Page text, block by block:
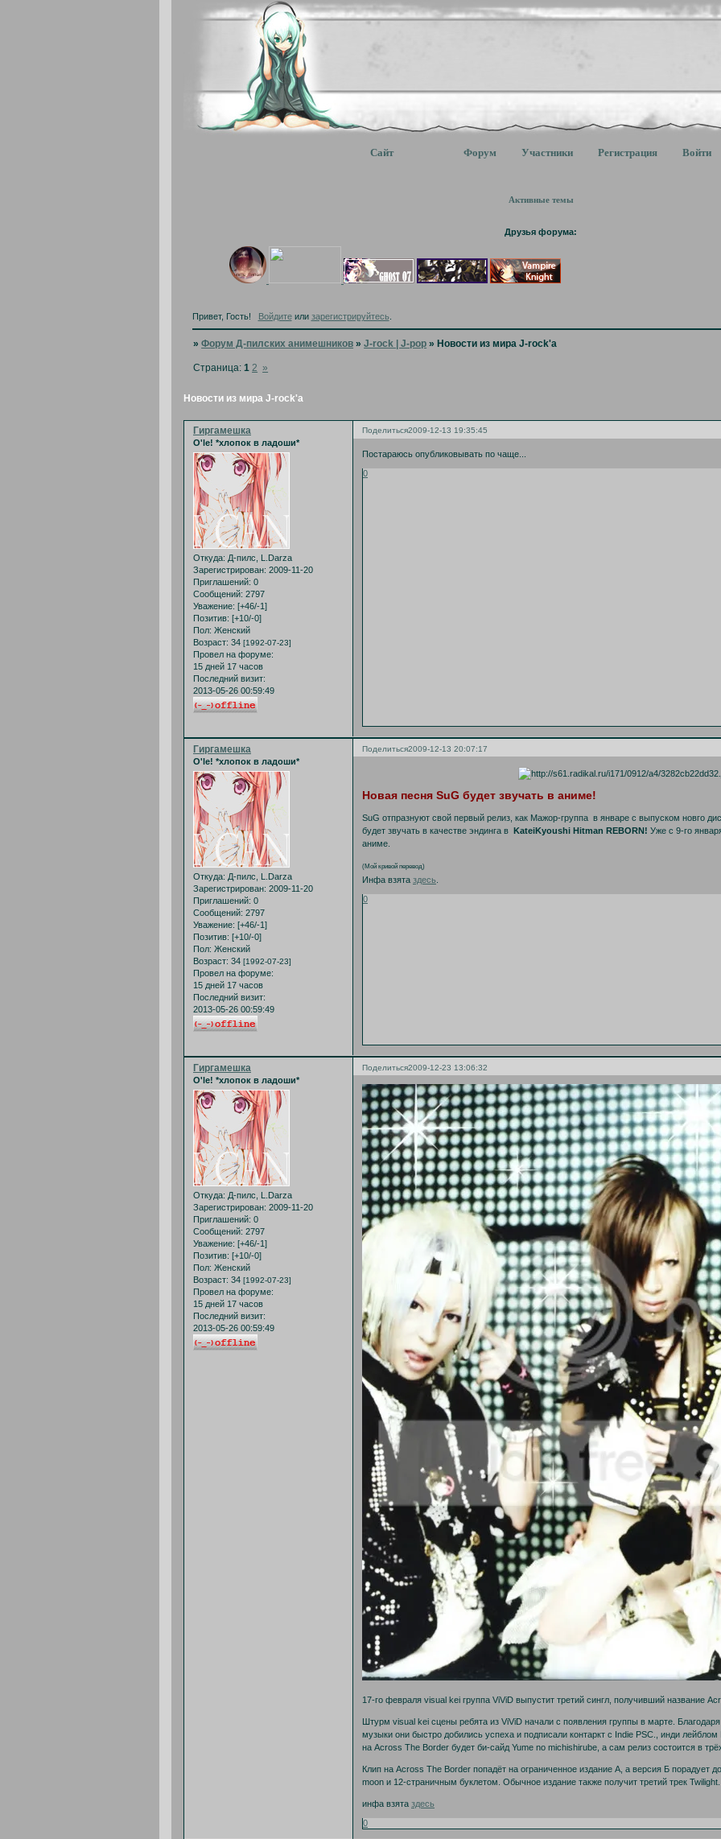
Сайт Форум Участники Регистрация Войти
Активные темы
Друзья форума:
Привет, Гость! Войдитеили зарегистрируйтесь
»Форум Д-пилских анимешников »J-rock | J-pop »Новости из мира J-rock'a
Новости из мира J-rock'a
Страница:1 2 »
Поделиться2009-12-13 19:35:45
Гиргамешка
O'le! *хлопок в ладоши*
Откуда: Д-пилс, L.Darza
Зарегистрирован: 2009-11-20
Приглашений: 0
Сообщений: 2797
Уважение: [+46/-1]
Позитив: [+10/-0]
Пол: Женский
Возраст: 34 [1992-07-23]
Провел на форуме:
15 дней 17 часов
Последний визит:
2013-05-26 00:59:49
Постараюсь опубликовывать по чаще...
0
Поделиться2009-12-13 20:07:17
Гиргамешка
O'le! *хлопок в ладоши*
Откуда: Д-пилс, L.Darza
Зарегистрирован: 2009-11-20
Приглашений: 0
Сообщений: 2797
Уважение: [+46/-1]
Позитив: [+10/-0]
Пол: Женский
Возраст: 34 [1992-07-23]
Провел на форуме:
15 дней 17 часов
Последний визит:
2013-05-26 00:59:49
Новая песня SuG будет звучать в аниме!
SuG отпразнуют свой первый релиз, как Мажор-группа в январе с выпуском новго
будет звучать в качестве эндинга в KateiKyoushi Hitman REBORN! Уже с 9-го
аниме.
(Мой кривой перевод)
Инфа взята здесь
0
Поделиться2009-12-23 13:06:32
Гиргамешка
O'le! *хлопок в ладоши*
Откуда: Д-пилс, L.Darza
Зарегистрирован: 2009-11-20
Приглашений: 0
Сообщений: 2797
Уважение: [+46/-1]
Позитив: [+10/-0]
Пол: Женский
Возраст: 34 [1992-07-23]
Провел на форуме:
15 дней 17 часов
Последний визит:
2013-05-26 00:59:49
17-го февраля visual kei группа ViViD выпустит третий сингл, получивший название
Штурм visual kei сцены ребята из ViViD начали с появления группы в марте.
музыки они быстро добились успеха и подписали контаркт с Indie PSC., инди
на Across The Border будет би-сайд Yume no michishirube, а сам релиз состоится в
Клип на Across The Border попадёт на ограниченное издание А, а версия Б порадует
moon и 12-страничным буклетом. Обычное издание также получит третий трек Twilight.
инфа взята здесь
0